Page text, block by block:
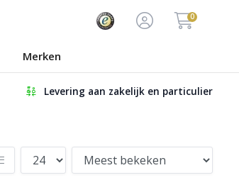
0
Merken
Levering aan zakelijk en particulier